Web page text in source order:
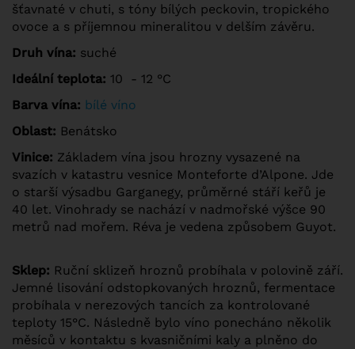
šťavnaté v chuti, s tóny bílých peckovin, tropického
ovoce a s příjemnou mineralitou v delším závěru.
Druh vína: suché
Ideální teplota: 10 - 12 °C
Barva vína: bílé víno
Oblast: Benátsko
Vinice: Základem vína jsou hrozny vysazené na
svazích v katastru vesnice Monteforte d’Alpone. Jde
o starší výsadbu Garganegy, průměrné stáří keřů je
40 let. Vinohrady se nachází v nadmořské výšce 90
metrů nad mořem. Réva je vedena způsobem Guyot.
Sklep: Ruční sklizeň hroznů probíhala v polovině září.
Jemné lisování odstopkovaných hroznů, fermentace
probíhala v nerezových tancích za kontrolované
teploty 15°C. Následně bylo víno ponecháno několik
měsíců v kontaktu s kvasničními kaly a plněno do